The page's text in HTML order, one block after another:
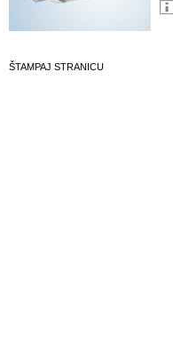
ŠTAMPAJ STRANICU